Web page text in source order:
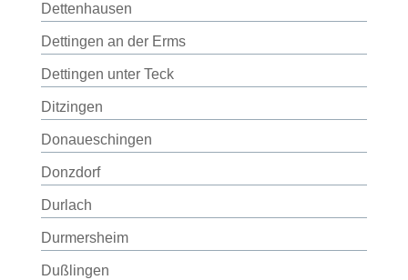
Dettenhausen
Dettingen an der Erms
Dettingen unter Teck
Ditzingen
Donaueschingen
Donzdorf
Durlach
Durmersheim
Dußlingen